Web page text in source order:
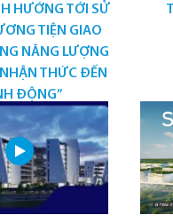
HƯỚNG TỚI SỬ
TIỆN GIAO
NĂNG LƯỢNG
THỨC ĐẾN
ĐỘNG”